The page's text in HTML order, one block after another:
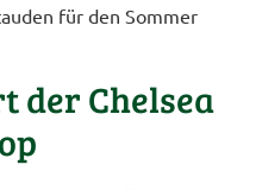
für den Sommer
der Chelsea